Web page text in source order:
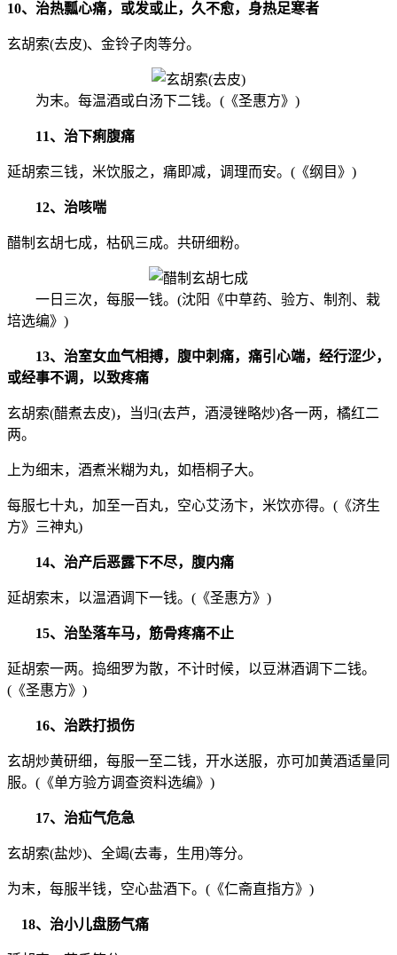
10、治热瓢心痛，或发或止，久不愈，身热足寒者
玄胡索(去皮)、金铃子肉等分。
为末。每温酒或白汤下二钱。(《圣惠方》)
11、治下痢腹痛
延胡索三钱，米饮服之，痛即减，调理而安。(《纲目》)
12、治咳喘
醋制玄胡七成，枯矾三成。共研细粉。
一日三次，每服一钱。(沈阳《中草药、验方、制剂、栽
培选编》)
13、治室女血气相搏，腹中刺痛，痛引心端，经行涩少，
或经事不调，以致疼痛
玄胡索(醋煮去皮)，当归(去芦，酒浸锉略炒)各一两，橘红二
两。
上为细末，酒煮米糊为丸，如梧桐子大。
每服七十丸，加至一百丸，空心艾汤卞，米饮亦得。(《济生
方》三神丸)
14、治产后恶露下不尽，腹内痛
延胡索末，以温酒调下一钱。(《圣惠方》)
15、治坠落车马，筋骨疼痛不止
延胡索一两。捣细罗为散，不计时候，以豆淋酒调下二钱。
(《圣惠方》)
16、治跌打损伤
玄胡炒黄研细，每服一至二钱，开水送服，亦可加黄酒适量同
服。(《单方验方调查资料选编》)
17、治疝气危急
玄胡索(盐炒)、全竭(去毒，生用)等分。
为末，每服半钱，空心盐酒下。(《仁斋直指方》)
18、治小儿盘肠气痛